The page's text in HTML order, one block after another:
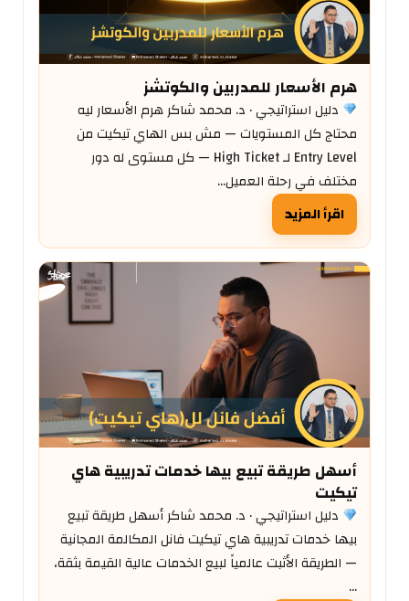
هرم الأسعار للمدربين والكوتشز
دليل استراتيجي · د. محمد شاكر هرم الأسعار ليه
محتاج كل المستويات — مش بس الهاي تيكيت من
Entry Level لـ High Ticket — كل مستوى له دور
مختلف في رحلة العميل…
اقرأ المزيد
أسهل طريقة تبيع بيها خدمات تدريبية هاي
تيكيت
دليل استراتيجي · د. محمد شاكر أسهل طريقة تبيع
بيها خدمات تدريبية هاي تيكيت فانل المكالمة المجانية
— الطريقة الأثبت عالمياً لبيع الخدمات عالية القيمة بثقة،
…